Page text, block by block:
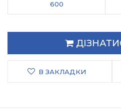
600
В ЗАКЛАДКИ